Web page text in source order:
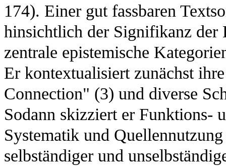
174). Einer gut fassbaren
hinsichtlich der Signifikanz der
zentrale epistemische
Er kontextualisiert zunächst
Connection" (3) und diverse
Sodann skizziert er Funktions-
Systematik und
selbständiger und